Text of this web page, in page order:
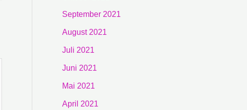
September 2021
August 2021
Juli 2021
Juni 2021
Mai 2021
April 2021